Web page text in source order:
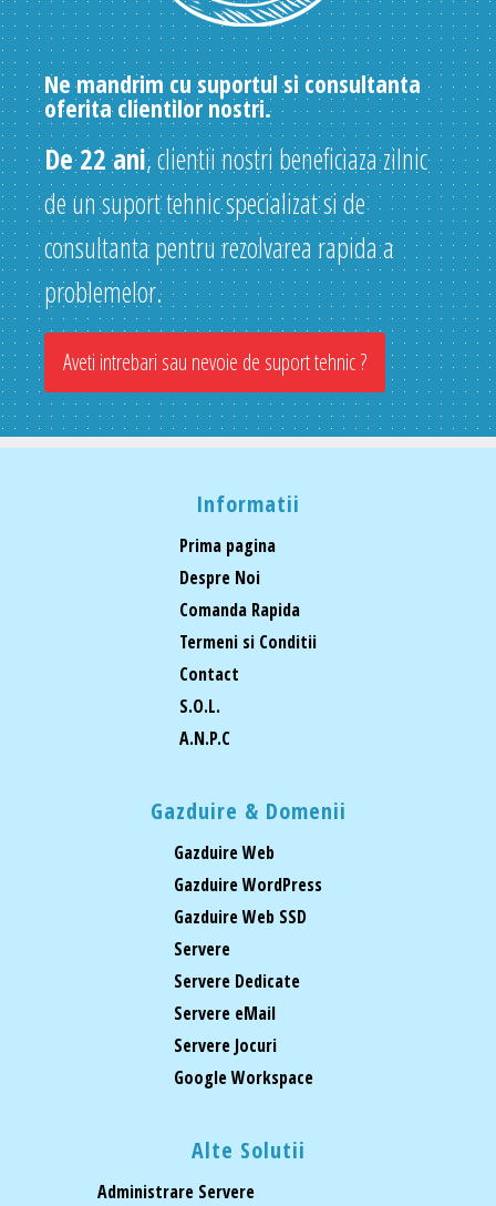
Ne mandrim cu suportul si consultanta
oferita clientilor nostri.
De 22 ani, clientii nostri beneficiaza zilnic
de un suport tehnic specializat si de
consultanta pentru rezolvarea rapida a
problemelor.
Aveti intrebari sau nevoie de suport tehnic ?
Informatii
Prima pagina
Despre Noi
Comanda Rapida
Termeni si Conditii
Contact
S.O.L.
A.N.P.C
Gazduire & Domenii
Gazduire Web
Gazduire WordPress
Gazduire Web SSD
Servere
Servere Dedicate
Servere eMail
Servere Jocuri
Google Workspace
Alte Solutii
Administrare Servere